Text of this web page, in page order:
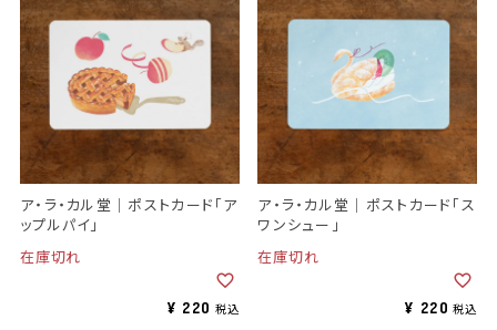
ア・ラ・カル堂｜ポストカード「ア
ップルパイ」
在庫切れ
¥ 220 税込
ア・ラ・カル堂｜ポストカード「ス
ワンシュー」
在庫切れ
¥ 220 税込